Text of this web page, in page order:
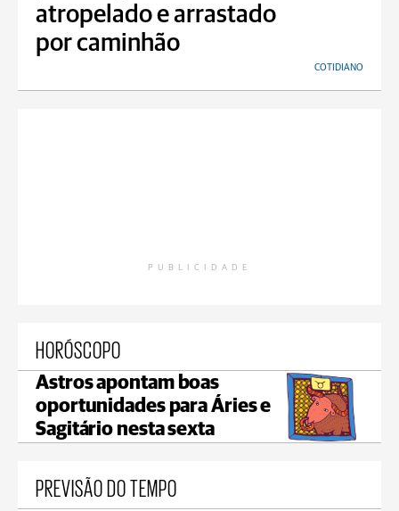
atropelado e arrastado
por caminhão
COTIDIANO
PUBLICIDADE
HORÓSCOPO
Astros apontam boas
oportunidades para Áries e
Sagitário nesta sexta
PREVISÃO DO TEMPO